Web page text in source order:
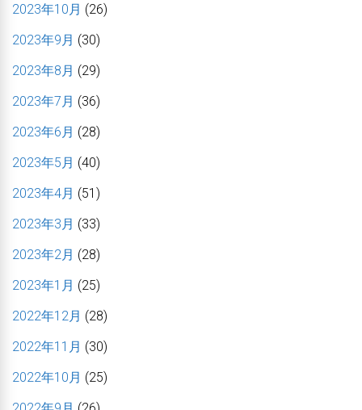
2023年10月 (26)
2023年9月 (30)
2023年8月 (29)
2023年7月 (36)
2023年6月 (28)
2023年5月 (40)
2023年4月 (51)
2023年3月 (33)
2023年2月 (28)
2023年1月 (25)
2022年12月 (28)
2022年11月 (30)
2022年10月 (25)